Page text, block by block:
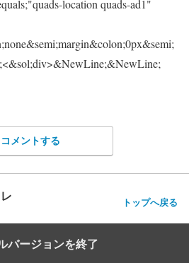
コメントする
トップへ戻る
バージョンを終了